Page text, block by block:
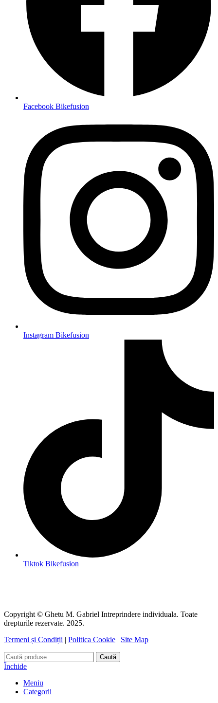
Facebook Bikefusion
Instagram Bikefusion
Tiktok Bikefusion
Copyright © Ghetu M. Gabriel Intreprindere individuala. Toate
drepturile rezervate. 2025.
Termeni și Condiții | Politica Cookie | Site Map
Caută
Închide
Meniu
Categorii